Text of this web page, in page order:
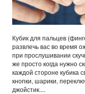
Кубик для пальцев
развлечь вас во время
при прослушивании
же просто когда нужно
каждой стороне кубика
кнопки, шарики,
джойстик....